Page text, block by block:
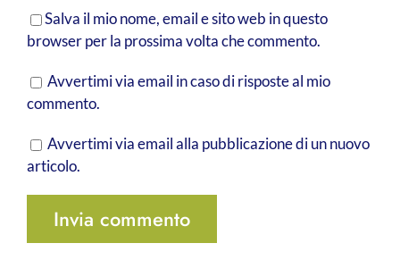
Salva il mio nome, email e sito web in questo
browser per la prossima volta che commento.
Avvertimi via email in caso di risposte al mio
commento.
Avvertimi via email alla pubblicazione di un nuovo
articolo.